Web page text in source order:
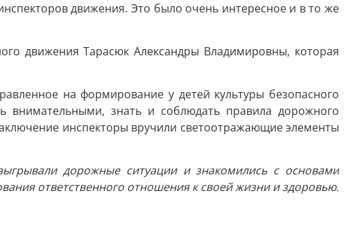
движения. Это было очень интересное и в то же
движения Тарасюк Александры Владимировны, которая
на формирование у детей культуры безопасного
внимательными, знать и соблюдать правила дорожного
инспекторы вручили светоотражающие элементы
дорожные ситуации и знакомились с основами
ответственного отношения к своей жизни и здоровью.